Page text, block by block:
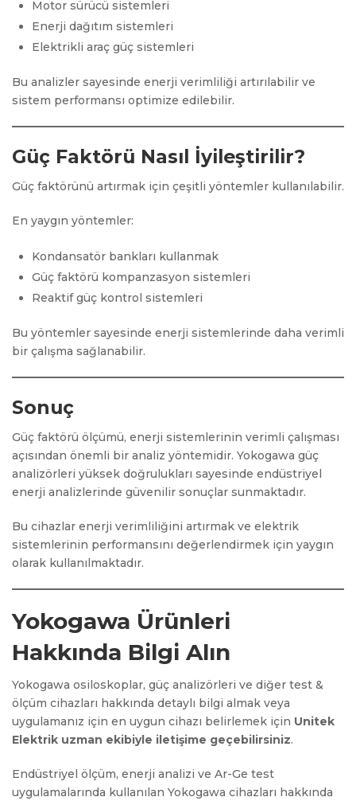
Motor sürücü sistemleri
Enerji dağıtım sistemleri
Elektrikli araç güç sistemleri
Bu analizler sayesinde enerji verimliliği artırılabilir ve
sistem performansı optimize edilebilir.
Güç Faktörü Nasıl İyileştirilir?
Güç faktörünü artırmak için çeşitli yöntemler kullanılabilir.
En yaygın yöntemler:
Kondansatör bankları kullanmak
Güç faktörü kompanzasyon sistemleri
Reaktif güç kontrol sistemleri
Bu yöntemler sayesinde enerji sistemlerinde daha verimli
bir çalışma sağlanabilir.
Sonuç
Güç faktörü ölçümü, enerji sistemlerinin verimli çalışması
açısından önemli bir analiz yöntemidir. Yokogawa güç
analizörleri yüksek doğrulukları sayesinde endüstriyel
enerji analizlerinde güvenilir sonuçlar sunmaktadır.
Bu cihazlar enerji verimliliğini artırmak ve elektrik
sistemlerinin performansını değerlendirmek için yaygın
olarak kullanılmaktadır.
Yokogawa Ürünleri
Hakkında Bilgi Alın
Yokogawa osiloskoplar, güç analizörleri ve diğer test &
ölçüm cihazları hakkında detaylı bilgi almak veya
uygulamanız için en uygun cihazı belirlemek için Unitek
Elektrik uzman ekibiyle iletişime geçebilirsiniz.
Endüstriyel ölçüm, enerji analizi ve Ar-Ge test
uygulamalarında kullanılan Yokogawa cihazları hakkında